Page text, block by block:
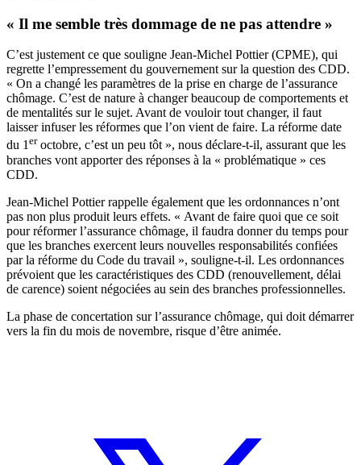
« Il me semble très dommage de ne pas attendre »
C’est justement ce que souligne Jean-Michel Pottier (CPME), qui
regrette l’empressement du gouvernement sur la question des CDD.
« On a changé les paramètres de la prise en charge de l’assurance
chômage. C’est de nature à changer beaucoup de comportements et
de mentalités sur le sujet. Avant de vouloir tout changer, il faut
laisser infuser les réformes que l’on vient de faire. La réforme date
du 1eroctobre, c’est un peu tôt », nous déclare-t-il, assurant que les
branches vont apporter des réponses à la « problématique » ces
CDD.
Jean-Michel Pottier rappelle également que les ordonnances n’ont
pas non plus produit leurs effets. « Avant de faire quoi que ce soit
pour réformer l’assurance chômage, il faudra donner du temps pour
que les branches exercent leurs nouvelles responsabilités confiées
par la réforme du Code du travail », souligne-t-il. Les ordonnances
prévoient que les caractéristiques des CDD (renouvellement, délai
de carence) soient négociées au sein des branches professionnelles.
La phase de concertation sur l’assurance chômage, qui doit démarrer
vers la fin du mois de novembre, risque d’être animée.